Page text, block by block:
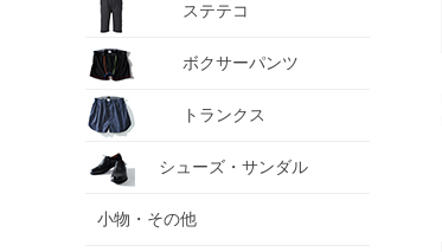
ステテコ
ボクサーパンツ
トランクス
シューズ・サンダル
小物・その他